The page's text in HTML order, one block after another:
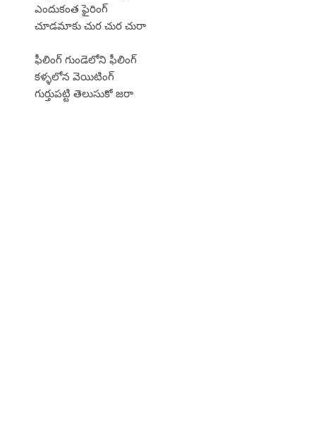
ఎందుకంత ఫైరింగ్
చూడమాకు చుర చుర చురా
ఫీలింగ్ గుండెలోని ఫీలింగ్
కళ్ళలోన వెయిటింగ్
గుర్తుపట్టి తెలుసుకో జరా